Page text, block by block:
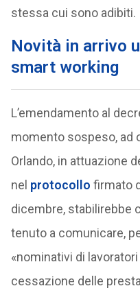
stessa cui sono adibiti.
Novità in arrivo
smart working
L’emendamento al
momento sospeso, ad
Orlando, in attuazione
nel protocollo firmato
dicembre, stabilirebbe
tenuto a comunicare,
«nominativi di
cessazione delle